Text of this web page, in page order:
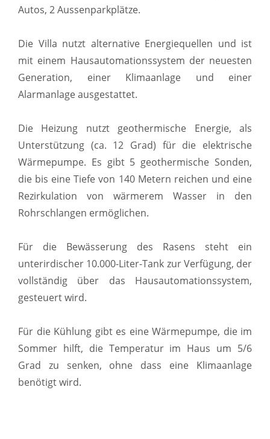
Autos, 2 Aussenparkplätze.
Die Villa nutzt alternative Energiequellen und ist
mit einem Hausautomationssystem der neuesten
Generation, einer Klimaanlage und einer
Alarmanlage ausgestattet.
Die Heizung nutzt geothermische Energie, als
Unterstützung (ca. 12 Grad) für die elektrische
Wärmepumpe. Es gibt 5 geothermische Sonden,
die bis eine Tiefe von 140 Metern reichen und eine
Rezirkulation von wärmerem Wasser in den
Rohrschlangen ermöglichen.
Für die Bewässerung des Rasens steht ein
unterirdischer 10.000-Liter-Tank zur Verfügung, der
vollständig über das Hausautomationssystem,
gesteuert wird.
Für die Kühlung gibt es eine Wärmepumpe, die im
Sommer hilft, die Temperatur im Haus um 5/6
Grad zu senken, ohne dass eine Klimaanlage
benötigt wird.